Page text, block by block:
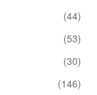
(44)
(53)
(30)
(146)